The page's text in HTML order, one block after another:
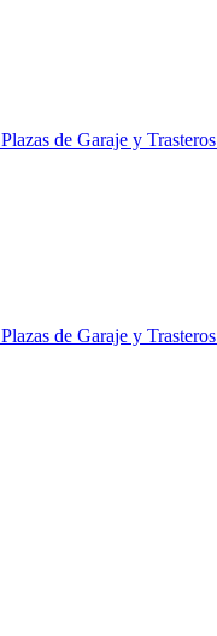
Plazas de Garaje y Trasteros
Plazas de Garaje y Trasteros